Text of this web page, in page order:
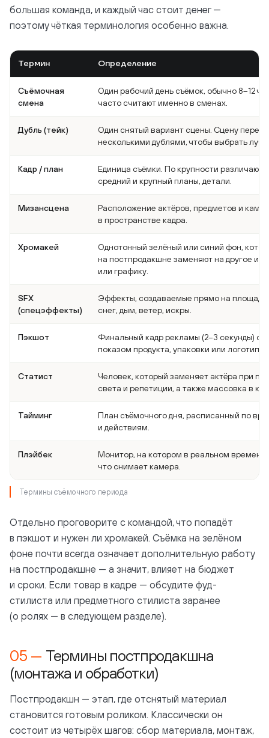
большая команда, и каждый час стоит денег —
поэтому чёткая терминология особенно важна.
Термин Определение
Съёмочная
смена
Один рабочий день съёмок, обычно 8–12
часто считают именно в сменах.
Дубль (тейк)
Один снятый вариант сцены. Сцену
несколькими дублями, чтобы выбрать
Кадр / план
Единица съёмки. По крупности различают
средний и крупный планы, детали.
Мизансцена
Расположение актёров, предметов и
в пространстве кадра.
Хромакей
Однотонный зелёный или синий фон,
на постпродакшне заменяют на другое
или графику.
SFX
(спецэффекты)
Эффекты, создаваемые прямо на
снег, дым, ветер, искры.
Пэкшот
Финальный кадр рекламы (2–3 секунды) с
показом продукта, упаковки или логотипа.
Статист
Человек, который заменяет актёра при
света и репетиции, а также массовка в
Тайминг
План съёмочного дня, расписанный по
и действиям.
Плэйбек
Монитор, на котором в реальном времени
что снимает камера.
Термины съёмочного периода
Отдельно проговорите с командой, что попадёт
в пэкшот и нужен ли хромакей. Съёмка на зелёном
фоне почти всегда означает дополнительную работу
на постпродакшне — а значит, влияет на бюджет
и сроки. Если товар в кадре — обсудите фуд-
стилиста или предметного стилиста заранее
(о ролях — в следующем разделе).
Термины постпродакшна
(монтажа и обработки)
Постпродакшн — этап, где отснятый материал
становится готовым роликом. Классически он
состоит из четырёх шагов: сбор материала, монтаж,